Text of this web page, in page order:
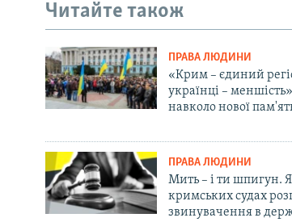
Читайте також
ПРАВА ЛЮДИНИ
«Крим – єдиний
українці –
навколо нової
ПРАВА ЛЮДИНИ
Мить – і ти шпигун.
кримських судах
звинувачення в